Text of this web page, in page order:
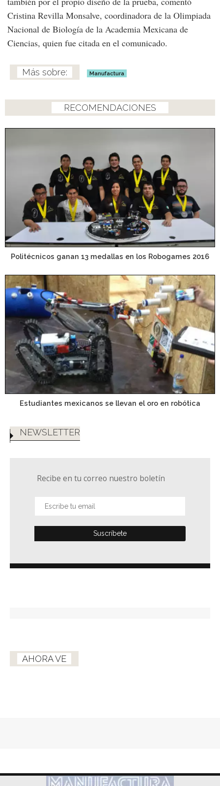
Cristina Revilla Monsalve, coordinadora de la Olimpiada
Nacional de Biología de la Academia Mexicana de
Ciencias, quien fue citada en el comunicado.
Manufactura
RECOMENDACIONES
Politécnicos ganan 13 medallas en los Robogames 2016
Estudiantes mexicanos se llevan el oro en robótica
NEWSLETTER
Recibe en tu correo nuestro boletín
AHORA VE